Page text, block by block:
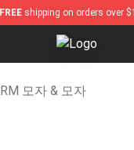
FREE shipping on orders over
RM Shop -
RM 모자 & 모자